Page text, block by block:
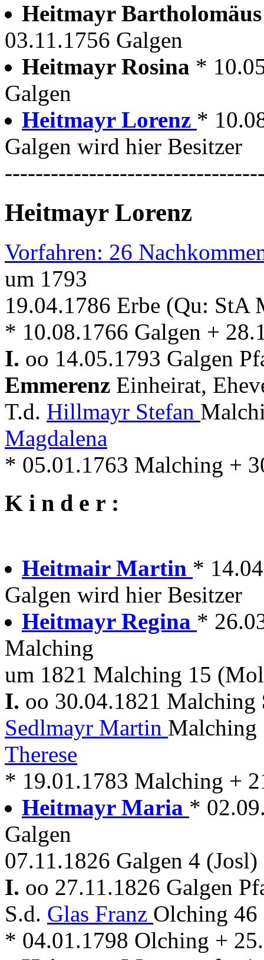
Heitmayr
03.11.1756 Galgen
Heitmayr Rosina *
Galgen
Heitmayr Lorenz *
Galgen wird hier Besitzer
Heitmayr Lorenz
Vorfahren: 26
um 1793
19.04.1786 Erbe (Qu: StA
* 10.08.1766 Galgen +
I. oo 14.05.1793 Galgen
Emmerenz Einheirat,
T.d. Hillmayr Stefan
Magdalena
* 05.01.1763 Malching +
K i n d e r :
Heitmair Martin *
Galgen wird hier Besitzer
Heitmayr Regina *
Malching
um 1821 Malching 15
I. oo 30.04.1821 Malching
Sedlmayr Martin
Therese
* 19.01.1783 Malching +
Heitmayr Maria *
Galgen
07.11.1826 Galgen 4 (Josl)
I. oo 27.11.1826 Galgen
S.d. Glas Franz Olching
* 04.01.1798 Olching +